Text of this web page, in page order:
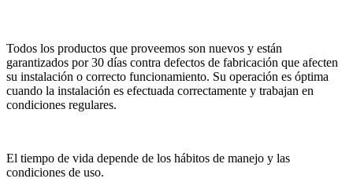
Todos los productos que proveemos son nuevos y están
garantizados por 30 días contra defectos de fabricación que afecten
su instalación o correcto funcionamiento. Su operación es óptima
cuando la instalación es efectuada correctamente y trabajan en
condiciones regulares.
El tiempo de vida depende de los hábitos de manejo y las
condiciones de uso.